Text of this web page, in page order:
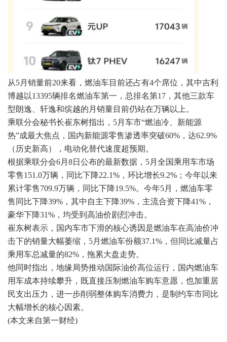
从5月销量前20来看，燃油车目前还占有4个席位，其中吉利
博越以13395辆排名燃油车第一，总排名第17，其他三款车
型朗逸、轩逸和缤越的月销量目前仍站在万辆以上。
乘联分会秘书长崔东树指出，5月车市“燃油冷、新能源
热”成最大焦点，国内新能源零售渗透率突破60%，达62.9%
（历史新高），电动化替代速度超预期。
根据乘联分会6月8日公布的最新数据，5月全国乘用车市场
零售151.0万辆，同比下降22.1%，环比增长9.2%；今年以来
累计零售709.9万辆，同比下降19.5%。今年5月，燃油车零
售同比下降39%，其中自主下降39%，主流合资下降41%，
豪华下降31%，均受到高油价剧烈冲击。
崔东树表示，国内车市下滑的核心诱因是燃油车在高油价冲
击下的销量大幅萎缩，5月燃油车份额37.1%，但同比减量占
乘用车总减量的82%，拖累大盘走势。
他同时指出，地缘局势推动国际油价高位运行，国内燃油车
用车成本持续攀升，既直接压制燃油车购车意愿，也加重居
民支出压力，进一步削弱整体购车消费力，是制约车市同比
大幅增长的核心因素。
(本文来自第一财经)